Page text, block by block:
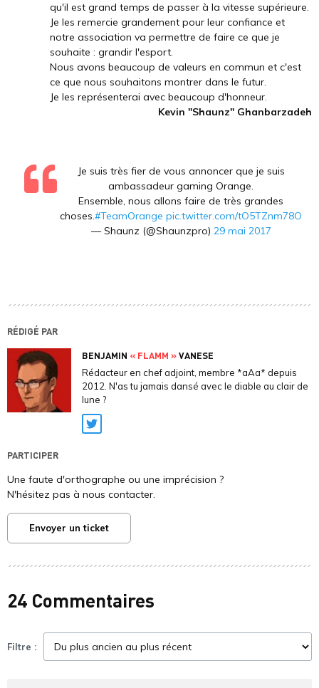
qu'il est grand temps de passer à la vitesse supérieure.
Je les remercie grandement pour leur confiance et
notre association va permettre de faire ce que je
souhaite : grandir l'esport.
Nous avons beaucoup de valeurs en commun et c'est
ce que nous souhaitons montrer dans le futur.
Je les représenterai avec beaucoup d'honneur.
Kevin "Shaunz" Ghanbarzadeh
Je suis très fier de vous annoncer que je suis
ambassadeur gaming Orange.
Ensemble, nous allons faire de très grandes
choses.#TeamOrange pic.twitter.com/tO5TZnm78O
— Shaunz (@Shaunzpro) 29 mai 2017
RÉDIGÉ PAR
BENJAMIN « FLAMM »VANESE
Rédacteur en chef adjoint, membre *aAa* depuis
2012. N'as tu jamais dansé avec le diable au clair de
lune ?
Twitter
PARTICIPER
Une faute d'orthographe ou une imprécision ?
N'hésitez pas à nous contacter.
Envoyer un ticket
24 Commentaires
Filtre :